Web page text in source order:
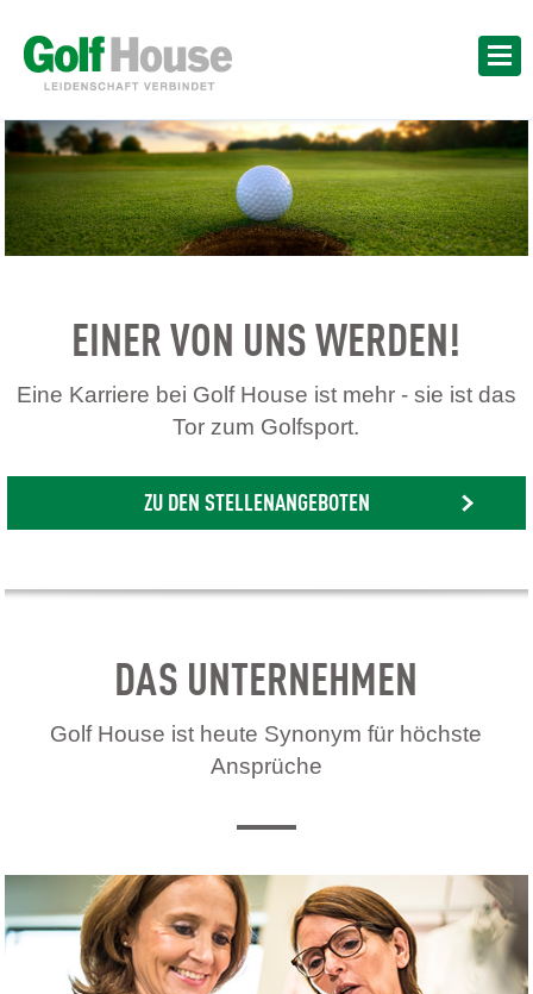
EINER VON UNS WERDEN!
Eine Karriere bei Golf House ist mehr - sie ist das
Tor zum Golfsport.
ZU DEN STELLENANGEBOTEN
DAS UNTERNEHMEN
Golf House ist heute Synonym für höchste
Ansprüche